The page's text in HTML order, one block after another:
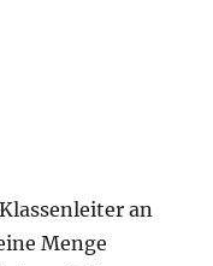
an
Menge